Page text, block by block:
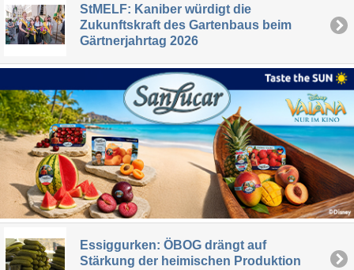
StMELF: Kaniber würdigt die
Zukunftskraft des Gartenbaus beim
Gärtnerjahrtag 2026
Essiggurken: ÖBOG drängt auf
Stärkung der heimischen Produktion